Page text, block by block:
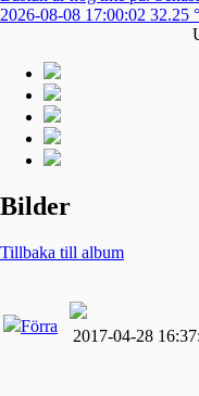
2026-08-08 17:00:02 32.25
Bilder
Tillbaka till album
Förra
2017-04-28